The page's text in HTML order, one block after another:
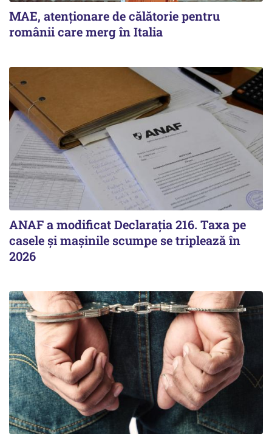
MAE, atenționare de călătorie pentru
românii care merg în Italia
ANAF a modificat Declarația 216. Taxa pe
casele și mașinile scumpe se triplează în
2026